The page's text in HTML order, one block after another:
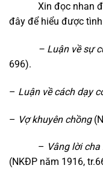
Xin đọc nhan đề
đây để hiểu được
– Luận về sự
696).
– Luận về cách dạy
– Vợ khuyên chồng
– Vâng lời
(NKĐP năm 1916,